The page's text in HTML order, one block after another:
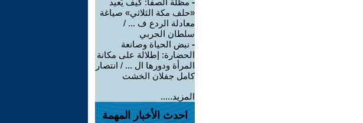
- مظلة الصفا: كيف يُعيد
«حلف مكة الثلاثي» صياغة
معادلة الردع ف ... /
سلطان الحربي
- نبض الحياة وصانعة
الحضارة: إطلالة على مكانة
المرأة ودورها ال ... / انتصار
كامل جفلان الخشت
المزيد.....
احدث الأخبار المهمة